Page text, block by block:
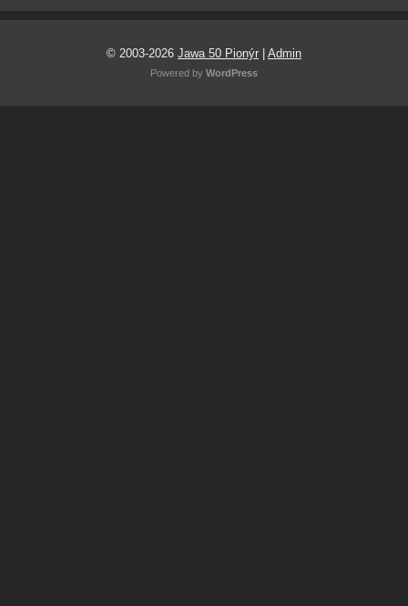
© 2003-2026 Jawa 50 Pionýr Admin
Powered by WordPress